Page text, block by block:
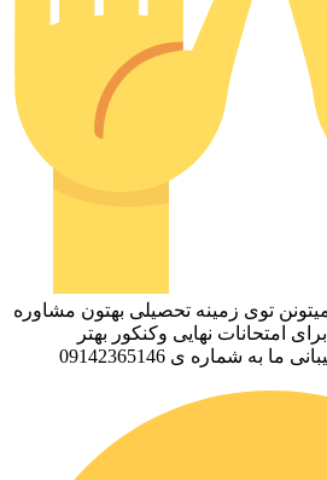
توی زمینه تحصیلی بهتون مشاوره
امتحانات نهایی وکنکور بهتر
راهنمایی کنن. کافیه با پشتیبانی ما به شماره ­ی 09142365146